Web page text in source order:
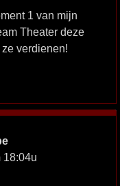
1 van mijn
Theater deze
verdienen!
18:04u